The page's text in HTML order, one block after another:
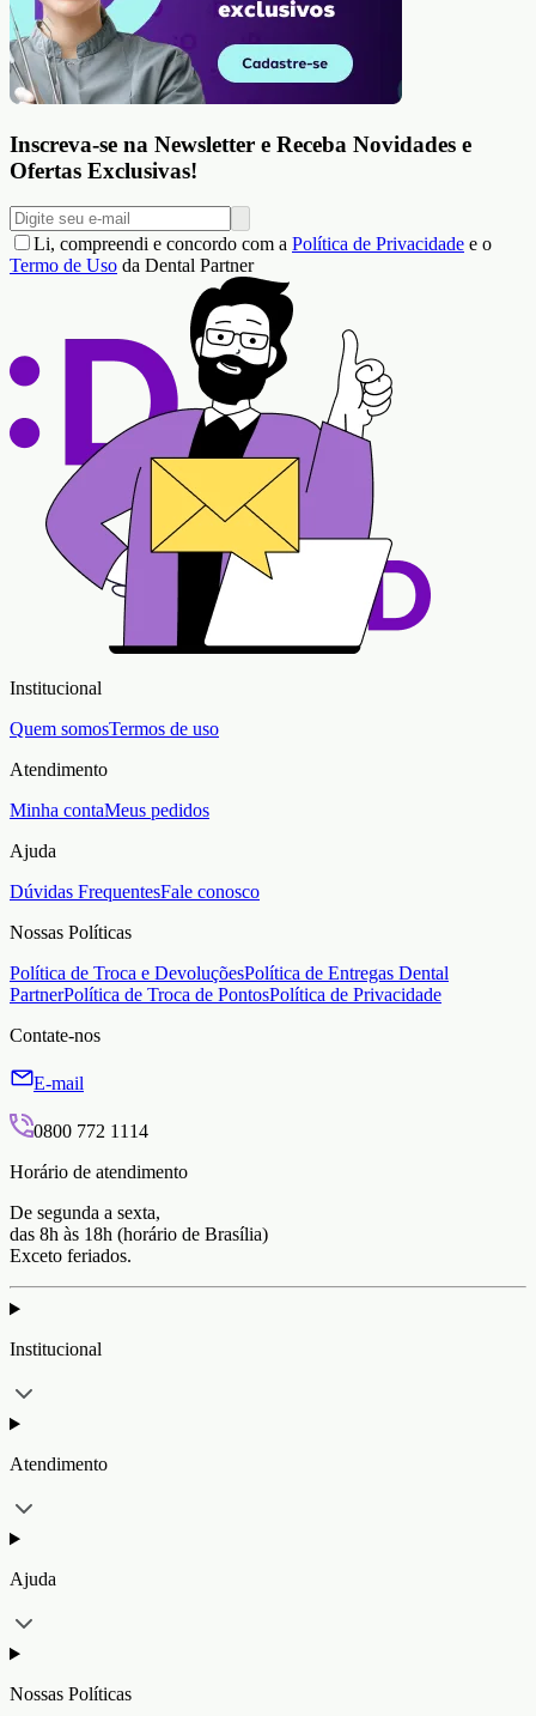
Inscreva-se na Newsletter e Receba Novidades e
Ofertas Exclusivas!
Li, compreendi e concordo com a Política de Privacidade e o
Termo de Uso da Dental Partner
Institucional
Quem somosTermos de uso
Atendimento
Minha contaMeus pedidos
Ajuda
Dúvidas FrequentesFale conosco
Nossas Políticas
Política de Troca e DevoluçõesPolítica de Entregas Dental
PartnerPolítica de Troca de PontosPolítica de Privacidade
Contate-nos
E-mail
0800 772 1114
Horário de atendimento
De segunda a sexta,
das 8h às 18h (horário de Brasília)
Exceto feriados.
Institucional
Atendimento
Ajuda
Nossas Políticas